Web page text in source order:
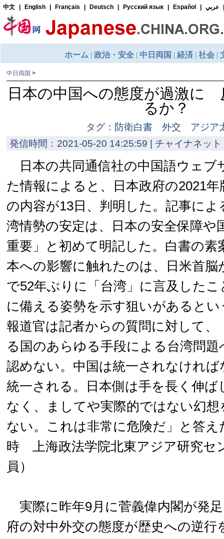
中日両国 >
日本の中国への態度が過激に
るか？
タグ：防衛白書 外交 アジア
発信時間：2021-05-20 14:25:59 | チャイナネッ
日本の共同通信社の中国語ウェブ
た情報によると、日本政府の2021
の内容が13日、判明した。記事によ
湾情勢の安定は、日本の安全保障や
重要」と初めて明記した。白書の素
本への影響に触れたのは、日米首脳
で52年ぶりに「台湾」に言及した
に備える姿勢を示す狙いがあると
報道官は記者からの質問に対して、
る国のあらゆる手段による台湾問
認めない。中国は統一されなけれ
統一される。日本側は手を長く伸
なく、ましてや実際的ではない幻
ない。これは非常に危険だ」と答え
時 上海政法学院北東アジア研究セ
員）
実際に昨年9月に菅義偉内閣が発
府の対中外交の態度が歴史への逆行